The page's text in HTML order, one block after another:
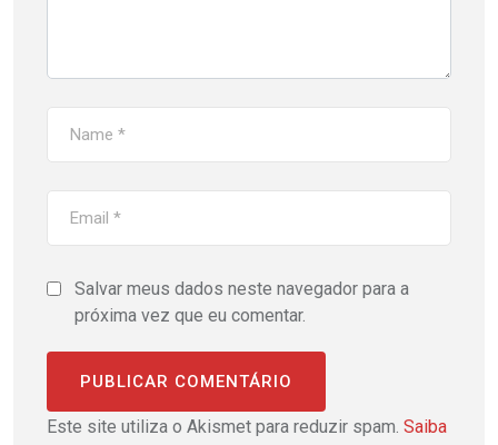
Salvar meus dados neste navegador para a
próxima vez que eu comentar.
Este site utiliza o Akismet para reduzir spam. Saiba